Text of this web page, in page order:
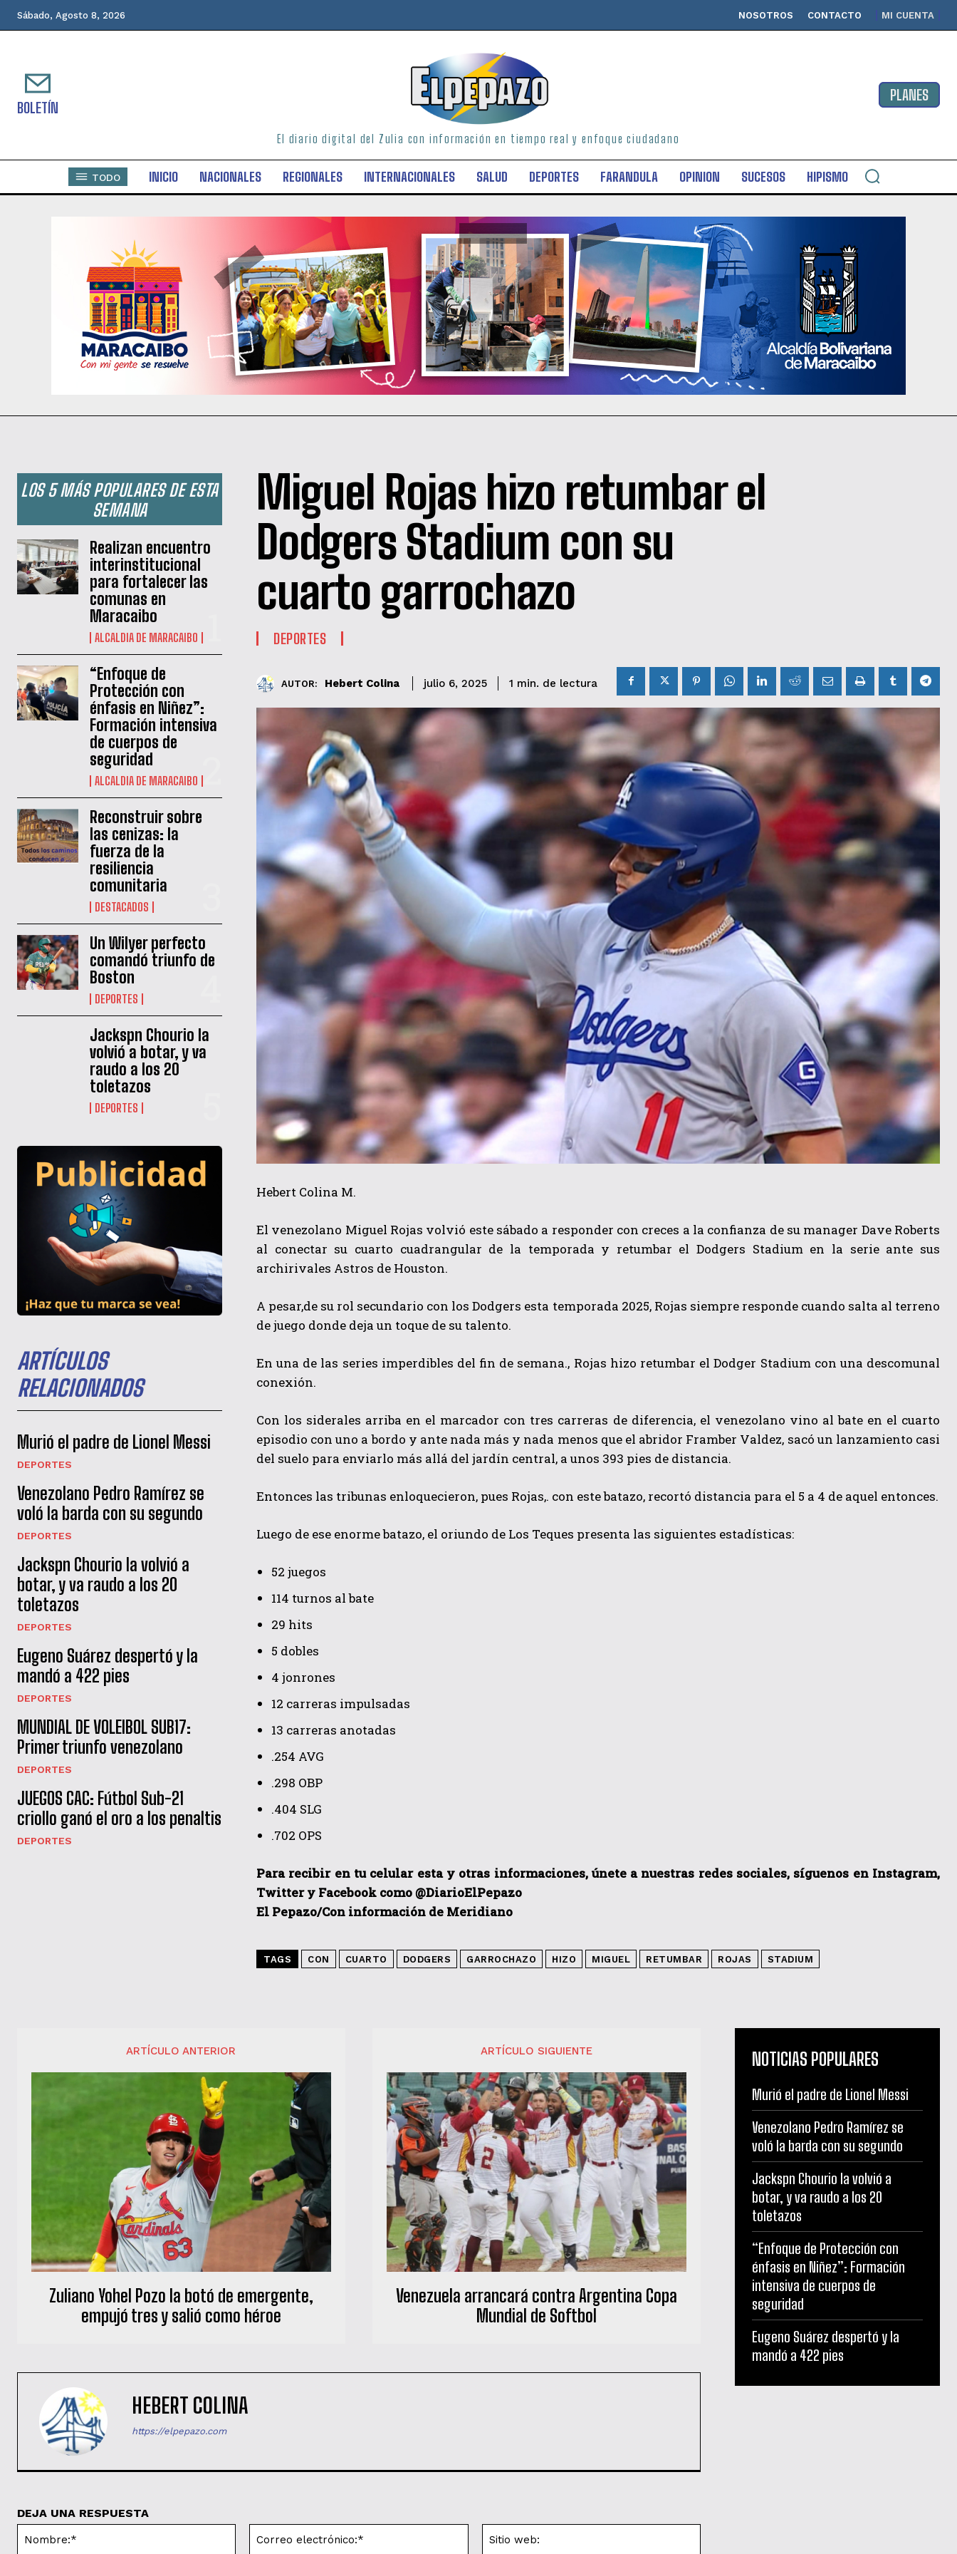
QUIERO SUSCRIBIRME
He leído y acepto lasPolítica de privacidad.
Sábado, Agosto 8, 2026 NOSOTROS CONTACTO MI CUENTA
BOLETÍN
El diario digital del Zulia con información en tiempo real y enfoque ciudadano
PLANES
TODO INICIO NACIONALES REGIONALES INTERNACIONALES SALUD DEPORTES FARANDULA OPINION SUCESOS HIPISMO
LOS 5 MÁS POPULARES DE ESTA
SEMANA
Realizan encuentro
interinstitucional
para fortalecer las
comunas en
Maracaibo
ALCALDIA DE MARACAIBO
“Enfoque de
Protección con
énfasis en Niñez”:
Formación intensiva
de cuerpos de
seguridad
ALCALDIA DE MARACAIBO
Reconstruir sobre
las cenizas: la
fuerza de la
resiliencia
comunitaria
DESTACADOS
Un Wilyer perfecto
comandó triunfo de
Boston
DEPORTES
Jackspn Chourio la
volvió a botar, y va
raudo a los 20
toletazos
DEPORTES
ARTÍCULOS
RELACIONADOS
Murió el padre de Lionel Messi
DEPORTES
Venezolano Pedro Ramírez se
voló la barda con su segundo
DEPORTES
Jackspn Chourio la volvió a
botar, y va raudo a los 20
toletazos
DEPORTES
Eugeno Suárez despertó y la
mandó a 422 pies
DEPORTES
MUNDIAL DE VOLEIBOL SUB17:
Primer triunfo venezolano
DEPORTES
JUEGOS CAC: Fútbol Sub-21
criollo ganó el oro a los penaltis
DEPORTES
Miguel Rojas hizo retumbar el
Dodgers Stadium con su
cuarto garrochazo
DEPORTES
AUTOR: Hebert Colina julio 6, 2025 1 min. de lectura
Hebert Colina M.
El venezolano Miguel Rojas volvió este sábado a responder con creces a la confianza de su manager Dave Roberts
al conectar su cuarto cuadrangular de la temporada y retumbar el Dodgers Stadium en la serie ante sus
archirivales Astros de Houston.
A pesar,de su rol secundario con los Dodgers esta temporada 2025, Rojas siempre responde cuando salta al terreno
de juego donde deja un toque de su talento.
En una de las series imperdibles del fin de semana., Rojas hizo retumbar el Dodger Stadium con una descomunal
conexión.
Con los siderales arriba en el marcador con tres carreras de diferencia,el venezolano vino al bate en el cuarto
episodio con uno a bordo y ante nada más y nada menos que el abridor Framber Valdez, sacó un lanzamiento casi
del suelo para enviarlo más allá del jardín central, a unos 393 pies de distancia.
Entonces las tribunas enloquecieron, pues Rojas,. con este batazo, recortó distancia para el 5 a 4 de aquel entonces.
Luego de ese enorme batazo, el oriundo de Los Teques presenta las siguientes estadísticas:
52 juegos
114 turnos al bate
29 hits
5 dobles
4 jonrones
12 carreras impulsadas
13 carreras anotadas
.254 AVG
.298 OBP
.404 SLG
.702 OPS
Para recibir en tu celular esta y otras informaciones, únete a nuestras redes sociales, síguenos en Instagram,
Twitter y Facebook como @DiarioElPepazo
El Pepazo/Con información de Meridiano
TAGS CON CUARTO DODGERS GARROCHAZO HIZO MIGUEL RETUMBAR ROJAS STADIUM
ARTÍCULO ANTERIOR
Zuliano Yohel Pozo la botó de emergente,
empujó tres y salió como héroe
ARTÍCULO SIGUIENTE
Venezuela arrancará contra Argentina Copa
Mundial de Softbol
HEBERT COLINA
https://elpepazo.com
DEJA UNA RESPUESTA
electrónico:*
NOTICIAS POPULARES
Murió el padre de Lionel Messi
Venezolano Pedro Ramírez se
voló la barda con su segundo
Jackspn Chourio la volvió a
botar, y va raudo a los 20
toletazos
“Enfoque de Protección con
énfasis en Niñez”: Formación
intensiva de cuerpos de
seguridad
Eugeno Suárez despertó y la
mandó a 422 pies